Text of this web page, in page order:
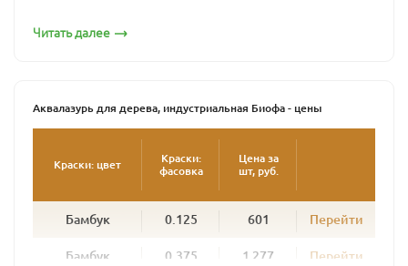
древесины. Рекомендуется для обработки
погонажных изделий распылительными установками.
грязеотталкивающую поверхность, стойкую к
атмосферным воздействиям.
В зависимости от цвета позволяет получить
Читать далее
Аквалазурь для дерева, индустриальная Биофа - цены
Краски: цвет
Краски:
фасовка
Цена за
шт, руб.
Бамбук 0.125 601 Перейти
Бамбук 0.375 1 277 Перейти